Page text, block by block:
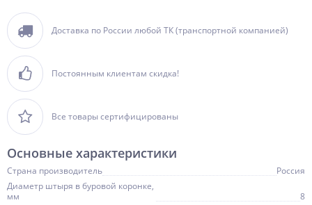
Доставка по России любой ТК (транспортной компанией)
Постоянным клиентам скидка!
Все товары сертифицированы
Основные характеристики
Страна производитель
Россия
Диаметр штыря в буровой коронке,
мм
8